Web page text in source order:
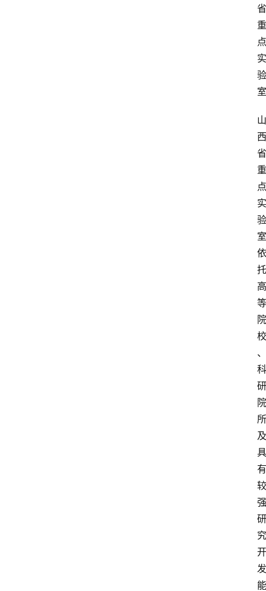
省
重
点
实
验
室
山
西
省
重
点
实
验
室
依
托
高
等
院
校
、
科
研
院
所
及
具
有
较
强
研
究
开
发
能